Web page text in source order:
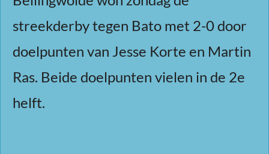
streekderby tegen Bato met 2-0 door
doelpunten van Jesse Korte en Martin
Ras. Beide doelpunten vielen in de 2e
helft.